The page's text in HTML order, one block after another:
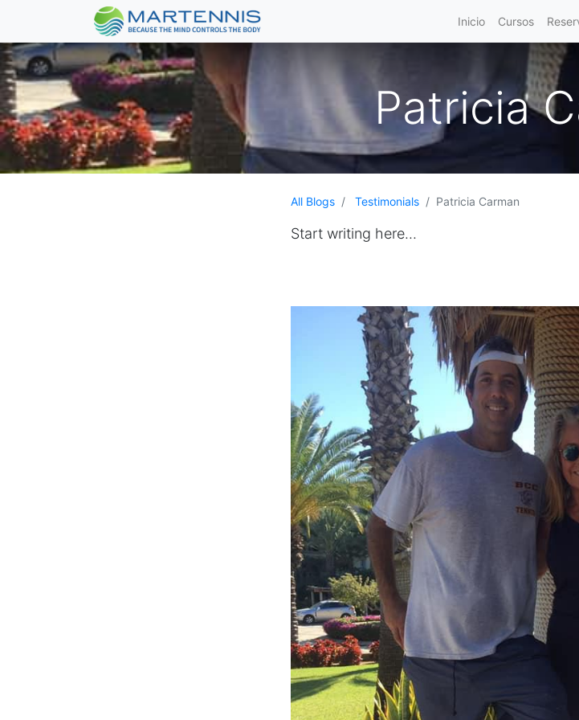
Inicio Cursos
Patricia
All Blogs Testimonials Patricia Carman
Start writing here...